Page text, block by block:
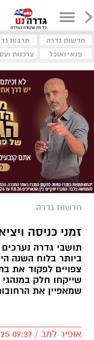
חדשות גדרה תרבות
פנאי ואוכל
צרכנות
חדשות גדרה
זמני כניסה
תושבי גדרה נערכים
ביותר בלוח השנה
צפויים לפקוד את
שייקחו חלק
שמאפיין את
אופיר למב / 09:37 01.10.25